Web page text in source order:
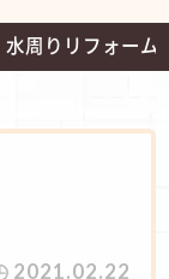
周りリフォーム
2021.02.22